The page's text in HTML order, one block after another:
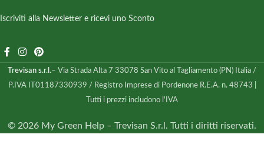
Iscriviti alla Newsletter e ricevi uno Sconto
Trevisan s.r.l.– Via Strada Alta 7 33078 San Vito al Tagliamento (PN) Italia /
P.IVA IT01187330939 / Registro Imprese di Pordenone R.E.A. n. 48743 |
Tutti i prezzi includono l'IVA
© 2026 My Green Help – Trevisan S.r.l. Tutti i diritti riservati.